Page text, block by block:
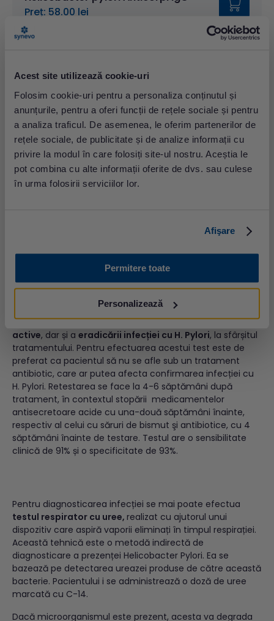
Acest site utilizează cookie-uri
Folosim cookie-uri pentru a personaliza conținutul și
anunțurile, pentru a oferi funcții de rețele sociale și pentru
a analiza traficul. De asemenea, le oferim partenerilor de
rețele sociale, de publicitate și de analize informații cu
privire la modul în care folosiți site-ul nostru. Aceștia le
pot combina cu alte informații oferite de dvs. sau culese
în urma folosirii serviciilor lor.
Afişare
Permitere toate
Personalizează
Preț: 58.00 lei
infecții cronice. Testul este util și pentru screening-ul
familiile pacienților cu boli asociate infecției cu H. Pylori.
De asemenea, testele serologice pot fi utile în stabilirea
cauzei unei gastrite cronice sau a unuiulcer gastric/
duodenal, confirmate deja prin alte metode5. Această
metodă nu poate confirma infecția activă și nici
eficacitatea tratamentului, deoarece acești anticorpi
rămân detectabili în sânge, până la 18 luni.
Antigen Helicobacter pylori din materii
Preț: 110.00 lei
detectarea antigenului H. Pylori eliminat în materiile
fecale este recomandată pentru confirmareainfecției
active, dar și a eradicării infecției cu H. Pylori, la sfârșitul
tratamentului. Pentru efectuarea acestui test este de
preferat ca pacientul să nu se afle sub un tratament
antibiotic, care ar putea afecta confirmarea infecției cu
H. Pylori. Retestarea se face la 4-6 săptămâni după
tratament, în contextul stopării medicamentelor
antisecretoare acide cu una-două săptămâni înainte,
respectiv al celui cu săruri de bismut şi antibiotice, cu 4
săptămâni înainte de testare. Testul are o sensibilitate
clinică de 91% și o specificitate de 93%.
Pentru diagnosticarea infecției se mai poate efectua
testul respirator cu uree, realizat cu ajutorul unui
dispozitiv care aspiră vaporii eliminați în timpul respirației.
Această tehnică este o metodă indirectă de
diagnosticare a prezenței Helicobacter Pylori. Ea se
bazează pe detectarea ureazei produse de către această
bacterie. Pacientului i se administrează o doză de uree
marcată cu C-14.
Dacă microorganismul este prezent, acesta va degrada